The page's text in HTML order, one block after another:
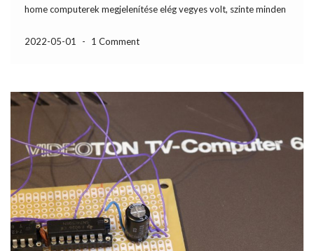
home computerek megjelenítése elég vegyes volt, szinte minden
használható színek száma. Közös pont az volt, hogy szinte
2022-05-01 - 1 Comment